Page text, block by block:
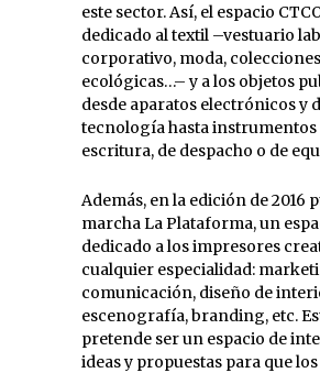
este sector. Así, el espacio
dedicado al textil –vestuario
corporativo, moda, colecciones
ecológicas…– y a los objetos
desde aparatos electrónicos y
tecnología hasta instrumentos
escritura, de despacho o de
Además, en la edición de 2016
marcha La Plataforma, un
dedicado a los impresores
cualquier especialidad:
comunicación, diseño de
escenografía, branding, etc.
pretende ser un espacio de
ideas y propuestas para que los